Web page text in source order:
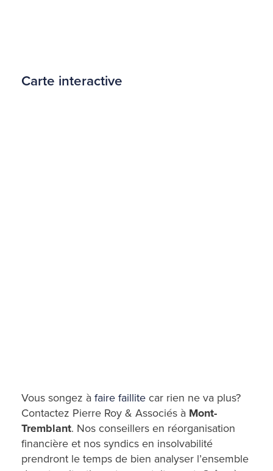
Carte interactive
Vous songez à faire faillite car rien ne va plus?
Contactez Pierre Roy & Associés à Mont-
Tremblant. Nos conseillers en réorganisation
financière et nos syndics en insolvabilité
prendront le temps de bien analyser l’ensemble